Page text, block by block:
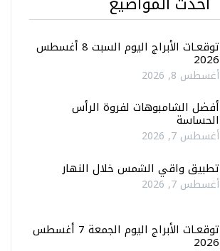
توقعـات الأبراج اليوم السبت 8 أغسطس
2026
أغسطس 8, 2026
أفضل الشامبوهات لفروة الرأس
الحساسة
أغسطس 7, 2026
تطبيق واقي الشمس خلال النهار
أغسطس 7, 2026
توقعـات الأبراج اليوم الجمعة 7 أغسطس
2026